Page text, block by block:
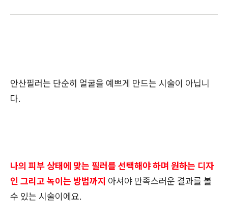
안산필러는 단순히 얼굴을 예쁘게 만드는 시술이 아닙니
다.
나의 피부 상태에 맞는 필러를 선택해야 하며 원하는 디자
인 그리고 녹이는 방법까지 아셔야 만족스러운 결과를 볼
수 있는 시술이에요.